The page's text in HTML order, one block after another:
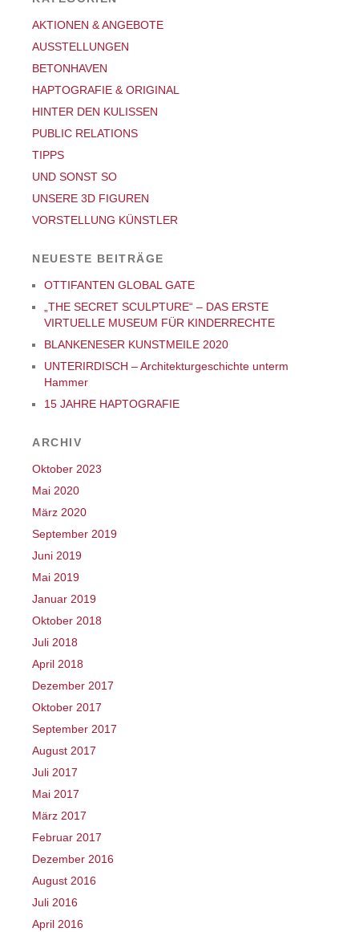
AKTIONEN & ANGEBOTE
AUSSTELLUNGEN
BETONHAVEN
HAPTOGRAFIE & ORIGINAL
HINTER DEN KULISSEN
PUBLIC RELATIONS
TIPPS
UND SONST SO
UNSERE 3D FIGUREN
VORSTELLUNG KÜNSTLER
NEUESTE BEITRÄGE
OTTIFANTEN GLOBAL GATE
„THE SECRET SCULPTURE“ – DAS ERSTE
VIRTUELLE MUSEUM FÜR KINDERRECHTE
BLANKENESER KUNSTMEILE 2020
UNTERIRDISCH – Architekturgeschichte unterm
Hammer
15 JAHRE HAPTOGRAFIE
ARCHIV
Oktober 2023
Mai 2020
März 2020
September 2019
Juni 2019
Mai 2019
Januar 2019
Oktober 2018
Juli 2018
April 2018
Dezember 2017
Oktober 2017
September 2017
August 2017
Juli 2017
Mai 2017
März 2017
Februar 2017
Dezember 2016
August 2016
Juli 2016
April 2016